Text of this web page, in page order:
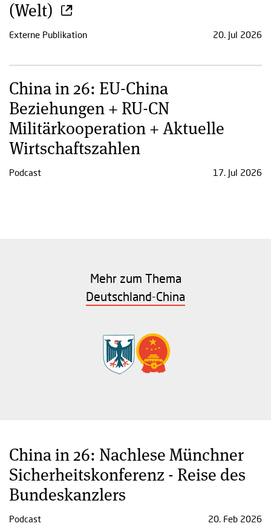
(Welt)
Externe Publikation 20. Jul 2026
China in 26: EU-China
Beziehungen + RU-CN
Militärkooperation + Aktuelle
Wirtschaftszahlen
Podcast 17. Jul 2026
Mehr zum Thema
Deutschland-China
China in 26: Nachlese Münchner
Sicherheitskonferenz - Reise des
Bundeskanzlers
Podcast 20. Feb 2026